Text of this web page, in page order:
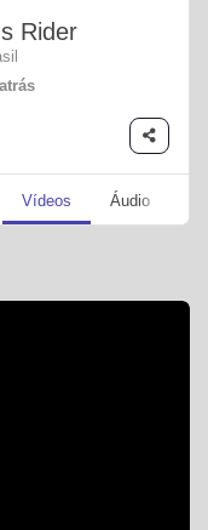
Rider
Vídeos Áudio